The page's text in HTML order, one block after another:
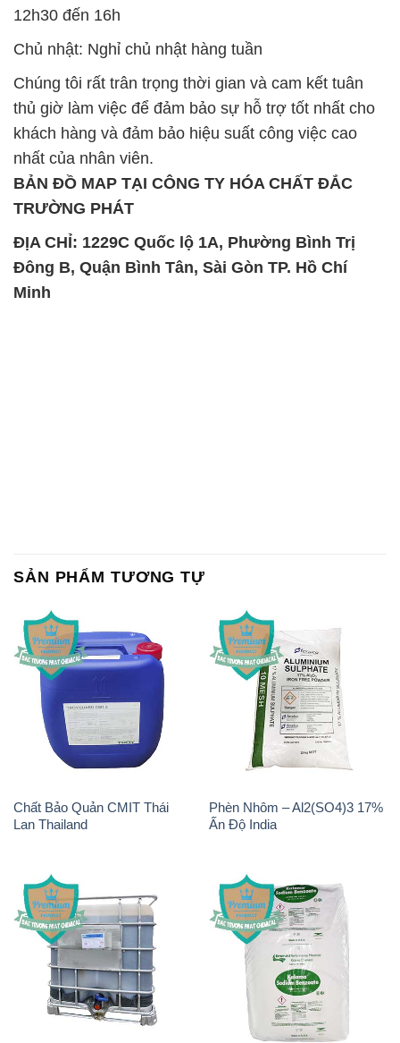
12h30 đến 16h
Chủ nhật: Nghỉ chủ nhật hàng tuần
Chúng tôi rất trân trọng thời gian và cam kết tuân
thủ giờ làm việc để đảm bảo sự hỗ trợ tốt nhất cho
khách hàng và đảm bảo hiệu suất công việc cao
nhất của nhân viên.
BẢN ĐỒ MAP TẠI CÔNG TY HÓA CHẤT ĐẮC
TRƯỜNG PHÁT
ĐỊA CHỈ: 1229C Quốc lộ 1A, Phường Bình Trị
Đông B, Quận Bình Tân, Sài Gòn TP. Hồ Chí
Minh
SẢN PHẨM TƯƠNG TỰ
Chất Bảo Quản CMIT Thái
Lan Thailand
Phèn Nhôm – Al2(SO4)3 17%
Ấn Độ India